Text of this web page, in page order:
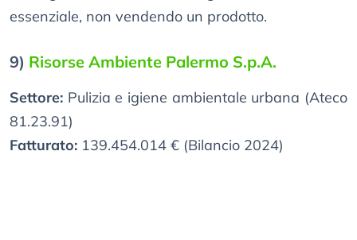
essenziale, non vendendo un prodotto.
9) Risorse Ambiente Palermo S.p.A.
Settore: Pulizia e igiene ambientale urbana (Ateco
81.23.91)
Fatturato: 139.454.014 € (Bilancio 2024)